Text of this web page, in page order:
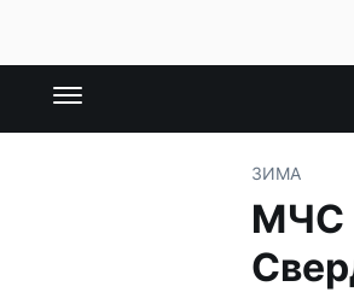
ЗИМА
МЧС